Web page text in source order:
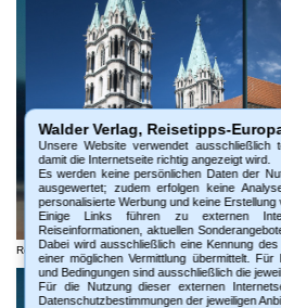
Reiseführer Straße der Romanik Nordroute -
Walder Verlag, Reisetipps-
Unsere Website verwendet ausschließlich
damit die Internetseite richtig angezeigt wird.
Es werden keine persönlichen Daten der
ausgewertet; zudem erfolgen keine
personalisierte Werbung und keine Erstellung
Einige Links führen zu externen
Reiseinformationen, aktuellen
Dabei wird ausschließlich eine Kennung
einer möglichen Vermittlung übermittelt.
und Bedingungen sind ausschließlich die
Für die Nutzung dieser externen
Datenschutzbestimmungen der jeweiligen